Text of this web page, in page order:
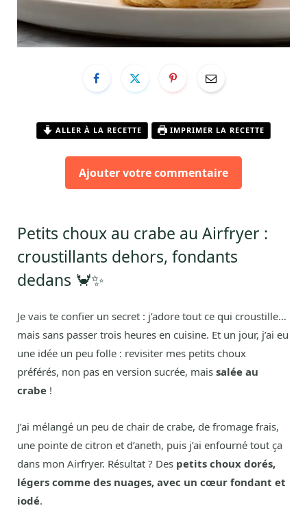
ALLER À LA RECETTE IMPRIMER LA RECETTE
Ajouter votre commentaire
Petits choux au crabe au Airfryer :
croustillants dehors, fondants
dedans 🦀✨
Je vais te confier un secret : j’adore tout ce qui croustille…
mais sans passer trois heures en cuisine. Et un jour, j’ai eu
une idée un peu folle : revisiter mes petits choux
préférés, non pas en version sucrée, mais salée au
crabe !
J’ai mélangé un peu de chair de crabe, de fromage frais,
une pointe de citron et d’aneth, puis j’ai enfourné tout ça
dans mon Airfryer. Résultat ? Des petits choux dorés,
légers comme des nuages, avec un cœur fondant et
iodé.